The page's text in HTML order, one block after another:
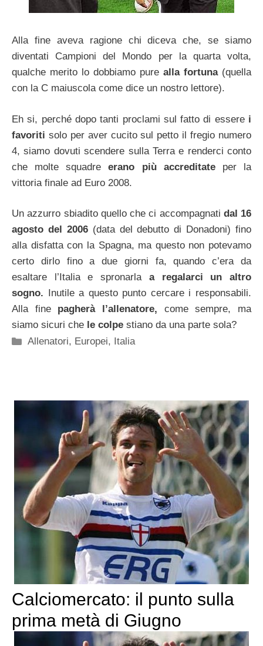
Alla fine aveva ragione chi diceva che, se siamo
diventati Campioni del Mondo per la quarta volta,
qualche merito lo dobbiamo pure alla fortuna (quella
con la C maiuscola come dice un nostro lettore).
Eh si, perché dopo tanti proclami sul fatto di esserei
favoriti solo per aver cucito sul petto il fregio numero
4, siamo dovuti scendere sulla Terra e renderci conto
che molte squadreerano più accreditate per la
vittoria finale ad Euro 2008.
Un azzurro sbiadito quello che ci accompagnati dal 16
agosto del 2006(data del debutto di Donadoni) fino
alla disfatta con la Spagna, ma questo non potevamo
certo dirlo fino a due giorni fa, quando c’era da
esaltare l’Italia e spronarla a regalarci un altro
sogno. Inutile a questo punto cercare i responsabili.
Alla fine pagherà l’allenatore, come sempre, ma
siamo sicuri che le colpe stiano da una parte sola?
Categorie
Allenatori, Europei, Italia
Calciomercato: il punto sulla
prima metà di Giugno